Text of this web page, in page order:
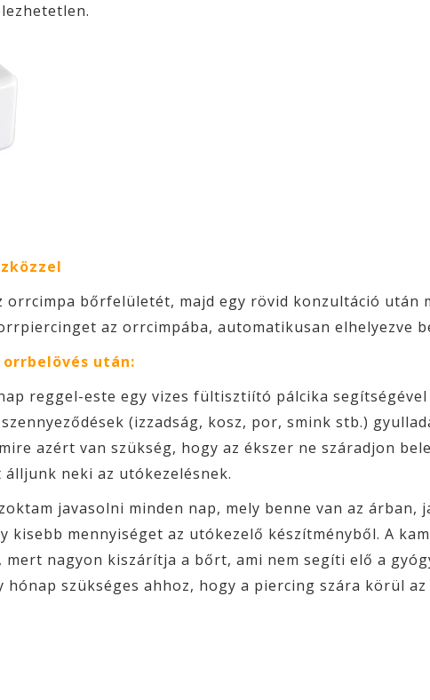
bőrfelületét, majd egy rövid konzultáció után
az orrcimpába, automatikusan elhelyezve
után:
reggel-este egy vizes fültisztiító pálcika
(izzadság, kosz, por, smink stb.)
azért van szükség, hogy az ékszer ne száradjon
neki az utókezelésnek.
javasolni minden nap, mely benne van az
kisebb mennyiséget az utókezelő készítményből. A
mert nagyon kiszárítja a bőrt, ami nem segíti elő a
hónap szükséges ahhoz, hogy a piercing szára körül